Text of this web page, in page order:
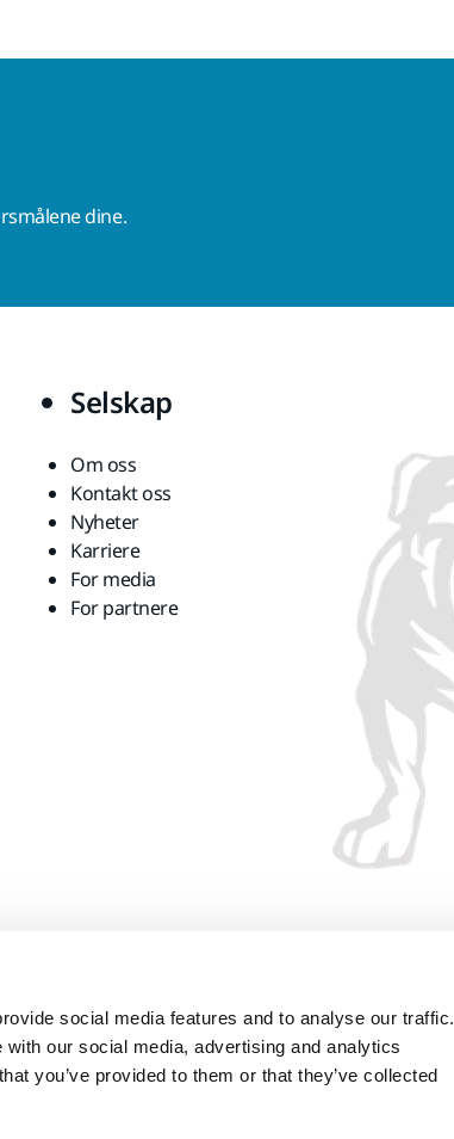
social media features and to analyse our traffic.
our social media, advertising and analytics
you’ve provided to them or that they’ve collected
dine.
Selskap
Om oss
Kontakt oss
Nyheter
Karriere
For media
For partnere